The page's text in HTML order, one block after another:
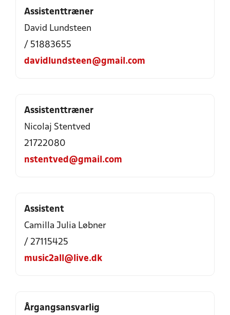
Assistenttræner
David Lundsteen
/ 51883655
davidlundsteen@gmail.com
Assistenttræner
Nicolaj Stentved
21722080
nstentved@gmail.com
Assistent
Camilla Julia Løbner
/ 27115425
music2all@live.dk
Årgangsansvarlig